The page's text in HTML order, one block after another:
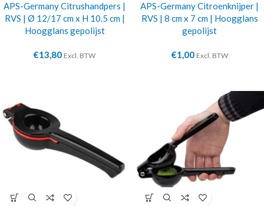
APS-Germany Citrushandpers |
RVS | Ø 12/17 cm x H 10.5 cm |
Hoogglans gepolijst
€13,80 Excl. BTW
APS-Germany Citroenknijper |
RVS | 8 cm x 7 cm | Hoogglans
gepolijst
€1,00 Excl. BTW